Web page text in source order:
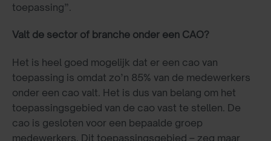
toepassing”.
Valt de sector of branche onder een CAO?
Het is heel goed mogelijk dat er een cao van
toepassing is omdat zo’n 85% van de medewerkers
onder een cao valt. Het is dus van belang om het
toepassingsgebied van de cao vast te stellen. De
cao is gesloten voor een bepaalde groep
medewerkers. Dit toepassingsgebied – zeg maar